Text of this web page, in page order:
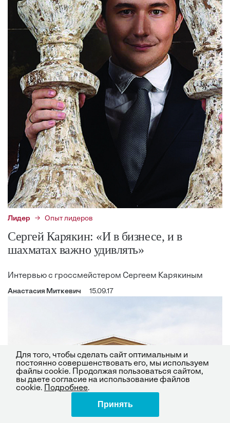
Лидер Опыт лидеров
Сергей Карякин: «И в бизнесе, и в
шахматах важно удивлять»
Интервью с гроссмейстером Сергеем Карякиным
Анастасия Миткевич 15.09.17
Для того, чтобы сделать сайт оптимальным и
постоянно совершенствовать его, мы используем
файлы cookie. Продолжая пользоваться сайтом,
вы даете согласие на использование файлов
cookie.
Подробнее.
Принять